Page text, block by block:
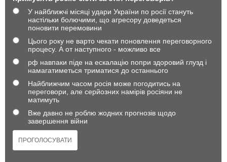
У найближчі місяці удари України по росії стануть
настільки болючими, що агресору доведеться
поновити перемовини
Цього року не варто чекати поновлення переговорного
процесу. А от наступного - можливо все
рф навпаки піде на ескалацію попри здоровий глузд і
намагатиметься триматися до останнього
Найближчим часом росія може погодитись на
переговори, але серйозних намірів росіяни не
матимуть
Вже давно не роблю жодних прогнозів щодо
завершення війни